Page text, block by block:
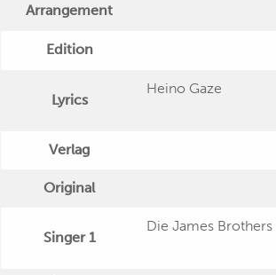
Arrangement
Edition
Lyrics
Heino Gaze
Verlag
Original
Singer 1
Die James Brothers